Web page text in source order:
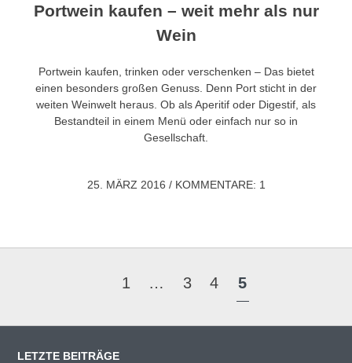
Portwein kaufen – weit mehr als nur
Wein
Portwein kaufen, trinken oder verschenken – Das bietet
einen besonders großen Genuss. Denn Port sticht in der
weiten Weinwelt heraus. Ob als Aperitif oder Digestif, als
Bestandteil in einem Menü oder einfach nur so in
Gesellschaft.
25. MÄRZ 2016 /KOMMENTARE: 1
1 … 3 4 5
LETZTE BEITRÄGE